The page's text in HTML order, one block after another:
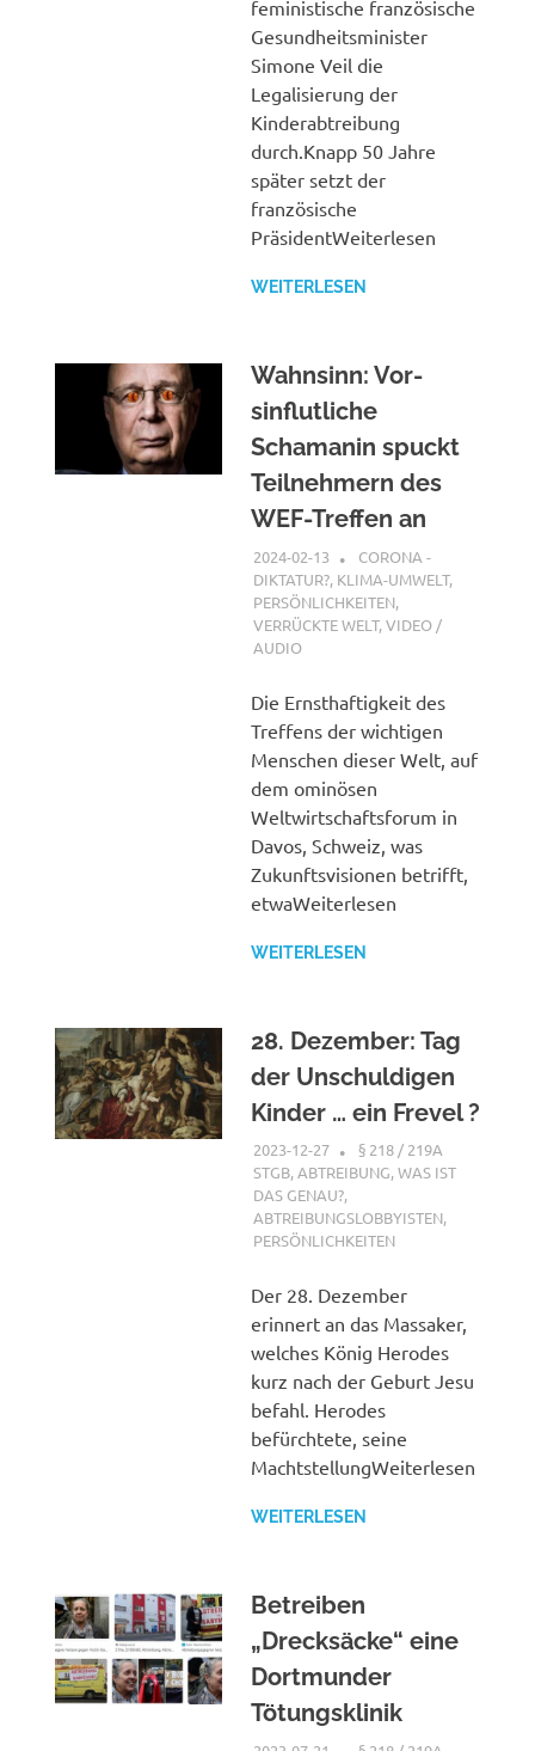
feministische französische
Gesundheitsminister
Simone Veil die
Legalisierung der
Kinderabtreibung
durch.Knapp 50 Jahre
später setzt der
französische
PräsidentWeiterlesen
WEITERLESEN
Wahnsinn: Vor-
sinflutliche
Schamanin spuckt
Teilnehmern des
WEF-Treffen an
2024-02-13 XX
CORONA -
DIKTATUR?, KLIMA-UMWELT,
PERSÖNLICHKEITEN,
VERRÜCKTE WELT,VIDEO /
AUDIO
Die Ernsthaftigkeit des
Treffens der wichtigen
Menschen dieser Welt, auf
dem ominösen
Weltwirtschaftsforum in
Davos, Schweiz, was
Zukunftsvisionen betrifft,
etwaWeiterlesen
WEITERLESEN
28. Dezember: Tag
der Unschuldigen
Kinder … ein Frevel ?
2023-12-27 XX
§ 218 / 219A
STGB,ABTREIBUNG, WAS IST
DAS GENAU?,
ABTREIBUNGSLOBBYISTEN,
PERSÖNLICHKEITEN
Der 28. Dezember
erinnert an das Massaker,
welches König Herodes
kurz nach der Geburt Jesu
befahl. Herodes
befürchtete, seine
MachtstellungWeiterlesen
WEITERLESEN
Betreiben
„Drecksäcke“ eine
Dortmunder
Tötungsklinik